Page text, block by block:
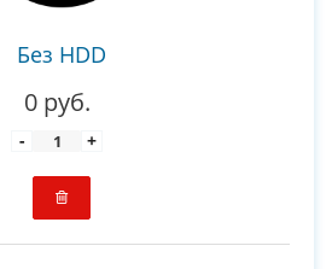
Без HDD
0 руб.
- +